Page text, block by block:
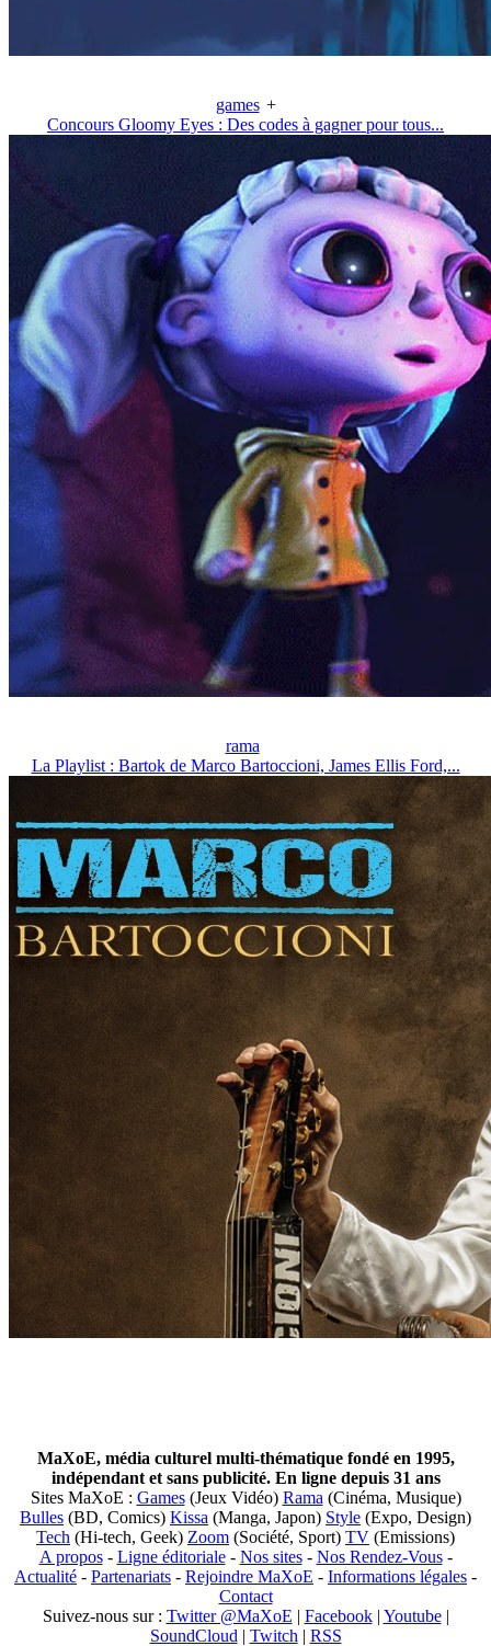
games +
Concours Gloomy Eyes : Des codes à gagner pour tous...
rama
La Playlist : Bartok de Marco Bartoccioni, James Ellis Ford,...
MaXoE, média culturel multi-thématique fondé en 1995,
indépendant et sans publicité. En ligne depuis 31 ans
Sites MaXoE : Games(Jeux Vidéo) Rama (Cinéma, Musique)
Bulles (BD, Comics) Kissa (Manga, Japon) Style (Expo, Design)
Tech (Hi-tech, Geek) Zoom (Société, Sport) TV (Emissions)
A propos- Ligne éditoriale- Nos sites- Nos Rendez-Vous-
Actualité - Partenariats - Rejoindre MaXoE - Informations légales -
Contact
Suivez-nous sur : Twitter @MaXoE | Facebook| Youtube|
SoundCloud | Twitch | RSS